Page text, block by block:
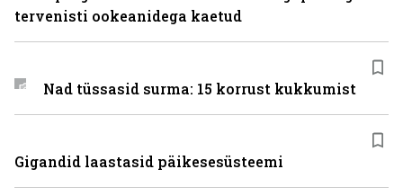
tervenisti ookeanidega kaetud
Nad tüssasid surma: 15 korrust kukkumist
Gigandid laastasid päikesesüsteemi